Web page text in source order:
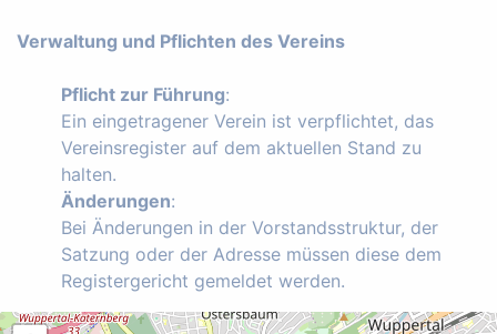
Verwaltung und Pflichten des Vereins
Pflicht zur Führung:
Ein eingetragener Verein ist verpflichtet, das
Vereinsregister auf dem aktuellen Stand zu
halten.
Änderungen:
Bei Änderungen in der Vorstandsstruktur, der
Satzung oder der Adresse müssen diese dem
Registergericht gemeldet werden.